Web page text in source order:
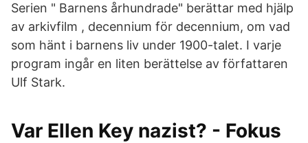
Serien " Barnens århundrade" berättar med hjälp
av arkivfilm , decennium för decennium, om vad
som hänt i barnens liv under 1900-talet. I varje
program ingår en liten berättelse av författaren
Ulf Stark.
Var Ellen Key nazist? - Fokus